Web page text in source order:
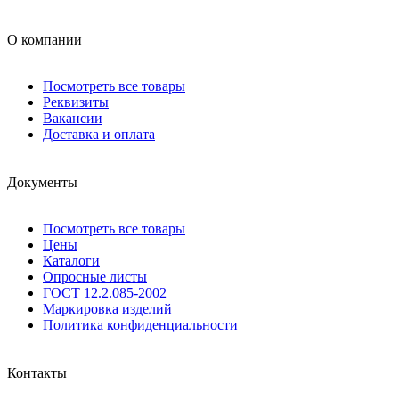
О компании
Посмотреть все товары
Реквизиты
Вакансии
Доставка и оплата
Документы
Посмотреть все товары
Цены
Каталоги
Опросные листы
ГОСТ 12.2.085-2002
Маркировка изделий
Политика конфиденциальности
Контакты